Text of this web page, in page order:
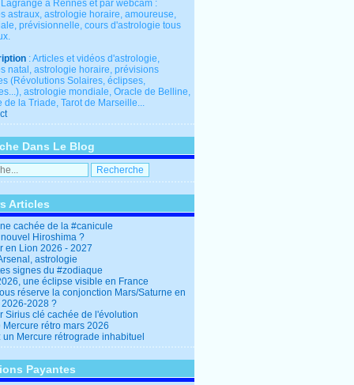
Lagrange à Rennes et par webcam :
astraux, astrologie horaire, amoureuse,
prévisionnelle, cours d'astrologie tous
: Articles et vidéos d'astrologie,
natal, astrologie horaire, prévisions
(Révolutions Solaires, éclipses,
astrologie mondiale, Oracle de Belline,
de la Triade, Tarot de Marseille...
Dans Le Blog
Articles
cachée de la #canicule
Hiroshima ?
en Lion 2026 - 2027
astrologie
signes du #zodiaque
une éclipse visible en France
réserve la conjonction Mars/Saturne en
2026-2028 ?
Sirius clé cachée de l'évolution
Mercure rétro mars 2026
un Mercure rétrograde inhabituel
Payantes